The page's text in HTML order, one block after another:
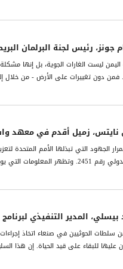
جونز، رئیس لجنة البرلمان
لیست الغارات الجویة، بل إنھا
فمن دون تغییرات على الأرض - من خلال
نايتس، زميل أقدم في معهد
الجهود التي تبذلها الأمم المتحدة
الجوي أن الحوثيين قاموا بحفر ما معدّله 25 خندقاً جديداً وإقامة...
المدير التنفيذي
سلطات الحوثيين في صنعاء اتخاذ
عليها للبقاء على قيد الحياة. إن هذا